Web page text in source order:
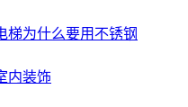
梯为什么要用不锈钢
内装饰